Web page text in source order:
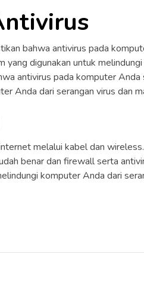
bahwa antivirus pada
yang digunakan untuk
antivirus pada komputer Anda
Anda dari serangan virus dan
melalui kabel dan
benar dan firewall serta
komputer Anda dari